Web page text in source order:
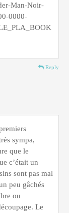
Man-Noir-
0000-
Reply
sympa,
que le
c’était un
sont pas mal
peu gâchés
ou
Le